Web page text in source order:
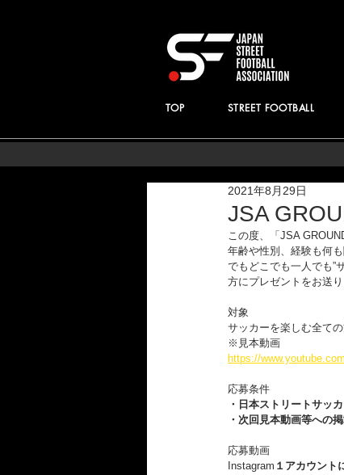
TOP STREET FOOTBALL
JSA
2021年8月29日
この度、「JSA
年齢や性別、経験も何
でもどこでも一人でも”
方にプレゼントをお送
対象
サッカーを楽しむ全て
※見本動画
https://
応募条件
・日本ストリートサッ
・次回見本動画等への
応募動画
Instagram １アカウント